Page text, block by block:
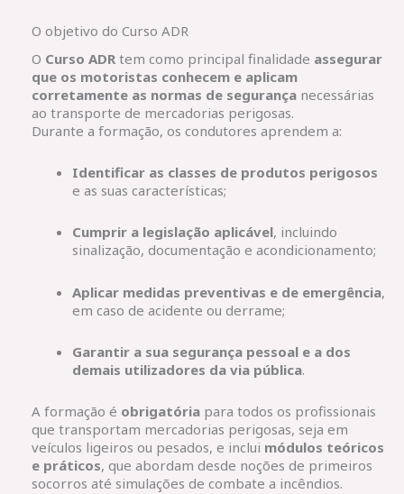
O objetivo do Curso ADR
O Curso ADR tem como principal finalidade assegurar
que os motoristas conhecem e aplicam
corretamente as normas de segurança necessárias
ao transporte de mercadorias perigosas.
Durante a formação, os condutores aprendem a:
Identificar as classes de produtos perigosos
e as suas características;
Cumprir a legislação aplicável, incluindo
sinalização, documentação e acondicionamento;
Aplicar medidas preventivas e de emergência,
em caso de acidente ou derrame;
Garantir a sua segurança pessoal e a dos
demais utilizadores da via pública.
A formação é obrigatória para todos os profissionais
que transportam mercadorias perigosas, seja em
veículos ligeiros ou pesados, e inclui módulos teóricos
e práticos, que abordam desde noções de primeiros
socorros até simulações de combate a incêndios.